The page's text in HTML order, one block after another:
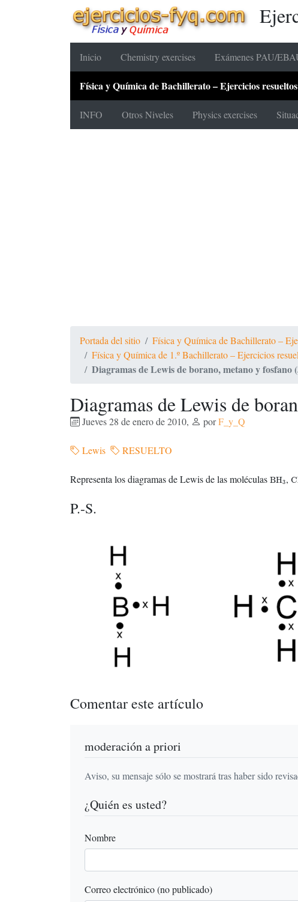
Inicio Chemistry exercises Exámenes PAU/
Física y Química de Bachillerato – Ejercicios
INFO Otros Niveles Physics exercises
Portada del sitio
Física y Química de Bachillerato –
Física y Química de 1.º Bachillerato – Ejercicios
Diagramas de Lewis de borano, metano y fosfano
Diagramas de Lewis de
Jueves 28 de enero de 2010, porF_y_Q
Lewis RESUELTO
Representa los diagramas de Lewis de las moléculas BH3
BH ,
P.-S.
Comentar este artículo
moderación a priori
Aviso, su mensaje sólo se mostrará tras haber sido
¿Quién es usted?
Nombre
Correo electrónico (no publicado)